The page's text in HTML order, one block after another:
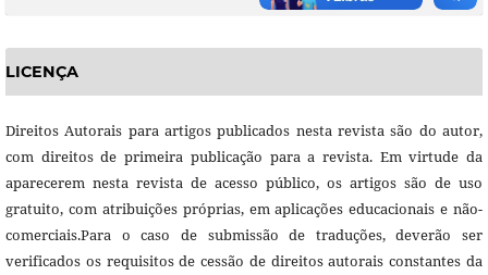
LICENÇA
Direitos Autorais para artigos publicados nesta revista são do autor,
com direitos de primeira publicação para a revista. Em virtude da
aparecerem nesta revista de acesso público, os artigos são de uso
gratuito, com atribuições próprias, em aplicações educacionais e não-
comerciais.Para o caso de submissão de traduções, deverão ser
verificados os requisitos de cessão de direitos autorais constantes da